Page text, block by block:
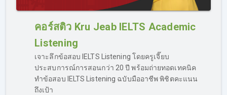
หากเรียน IELTS ออนไลน์ไม่เข้าใจ ทำอย่างไร?
คอร์สเรียน IELTS ของเรา รองรับเรื่องการ “ตอบคำถาม” กรณี
ที่ผู้เรียนเรียนไม่เข้าใจ มีข้อสงสัยที่ต้องการถามเพิ่มเติมจาก
เนื้อหาในคลิปสอน สามารถส่งคำถามเข้าไปถามได้ทาง Inbox
คอร์สติว Kru Jeab IELTS Academic
Listening
เจาะลึกข้อสอบ IELTS Listening โดยครูเจี๊ยบ
ประสบการณ์การสอนกว่า 20 ปี พร้อมถ่ายทอดเทคนิค
ทำข้อสอบ IELTS Listening ฉบับมืออาชีพ พิชิตคะแนน
ถึงเป้า